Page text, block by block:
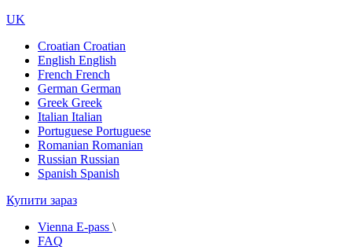
UK
Croatian Croatian
English English
French French
German German
Greek Greek
Italian Italian
Portuguese Portuguese
Romanian Romanian
Russian Russian
Spanish Spanish
Купити зараз
Vienna E-pass \
FAQ